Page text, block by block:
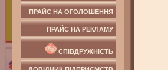
ПРАЙС НА ОГОЛОШЕННЯ
ПРАЙС НА РЕКЛАМУ
СПІВДРУЖНІСТЬ